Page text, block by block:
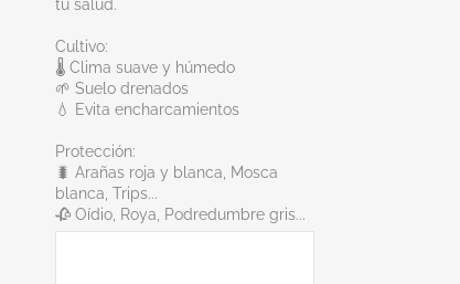
tu salud.
Cultivo:
🌡️ Clima suave y húmedo
🌱 Suelo drenados
💧 Evita encharcamientos
Protección:
🐛 Arañas roja y blanca, Mosca
blanca, Trips...
🥀 Oídio, Roya, Podredumbre gris...